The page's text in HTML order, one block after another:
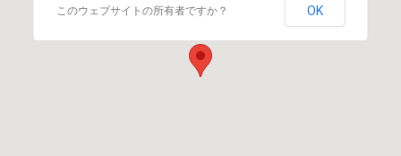
このウェブサイトの所有者ですか？ OK